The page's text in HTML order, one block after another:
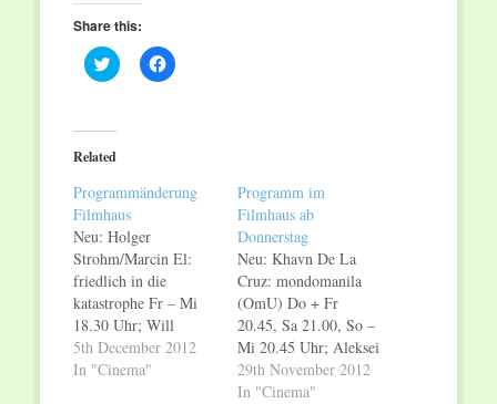
Share this:
Click
to
(Opens
in
new
Click
to
Related
Programmänderung
Filmhaus
Neu: Holger
Strohm/Marcin El:
friedlich in die
katastrophe Fr – Mi
18.30 Uhr; Will
Lovelace & Dylan
Southern: shut up and
5th December 2012
In "Cinema"
Programm im
Filmhaus ab
Donnerstag
Neu: Khavn De La
Cruz: mondomanila
(OmU) Do + Fr
20.45, Sa 21.00, So –
Mi 20.45 Uhr; Aleksei
Fedorchenko: stille
seelen (OmU) Fr
29th November 2012
In "Cinema"